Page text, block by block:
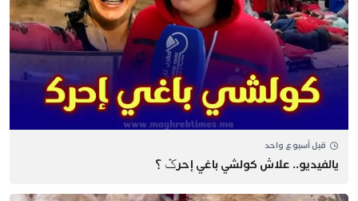
قبل أسبوع واحد
يالفيديو.. علاش كولشي باغي إحرݣ ؟